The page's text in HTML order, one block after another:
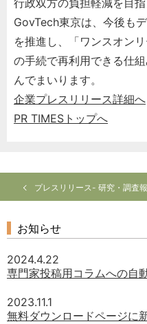
行政双方の負担軽減を目指
GovTech東京は、今後も
を推進し、「ワンスオン
の手続で再利用できる仕
んでまいります。
企業プレスリリース詳細へ
PR TIMESトップへ
プレスリリース- 研究・調査
お知らせ
2024.4.22
専門家投稿用コラムへの自
2023.11.1
無料ダウンロードページに